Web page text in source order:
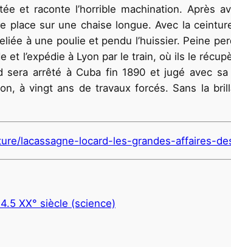
et raconte l’horrible machination. Après
place sur une chaise longue. Avec la
à une poulie et pendu l’huissier. Peine
et l’expédie à Lyon par le train, où ils le
sera arrêté à Cuba fin 1890 et jugé avec
à vingt ans de travaux forcés. Sans la
lacassagne-locard-les-grandes-affaires-
XX° siècle (science)